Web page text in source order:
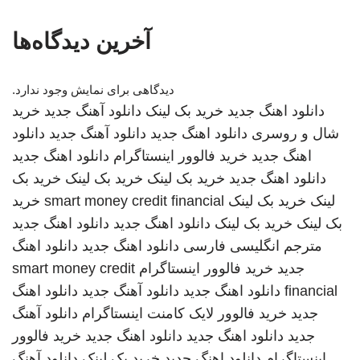
آخرین دیدگاه‌ها
دیدگاهی برای نمایش وجود ندارد.
دانلود اهنگ جدید خرید بک لینک دانلود آهنگ جدید خرید
شال و روسری دانلود اهنگ جدید دانلود آهنگ جدید دانلود
اهنگ جدید خرید فالوور اینستاگرام دانلود اهنگ جدید
دانلود اهنگ جدید خرید بک لینک خرید بک لینک خرید بک
لینک خرید بک لینک smart money credit financial خرید
بک لینک خرید بک لینک دانلود اهنگ جدید دانلود اهنگ جدید
مترجم انگلیسی فارسی دانلود اهنگ جدید دانلود اهنگ
جدید خرید فالوور اینستاگرام smart money credit
financial دانلود اهنگ جدید دانلود آهنگ جدید دانلود اهنگ
جدید خرید فالوور لایک کامنت اینستاگرام دانلود آهنگ
جدید دانلود اهنگ جدید دانلود اهنگ جدید خرید فالوور